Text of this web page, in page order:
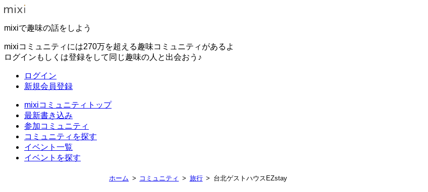
mixiで趣味の話をしよう
mixiコミュニティには270万を超える趣味コミュニティがあるよ
ログインもしくは登録をして同じ趣味の人と出会おう♪
ログイン
新規会員登録
mixiコミュニティトップ
最新書き込み
参加コミュニティ
コミュニティを探す
イベント一覧
イベントを探す
ホーム コミュニティ 旅行 台北ゲストハウスEZstay